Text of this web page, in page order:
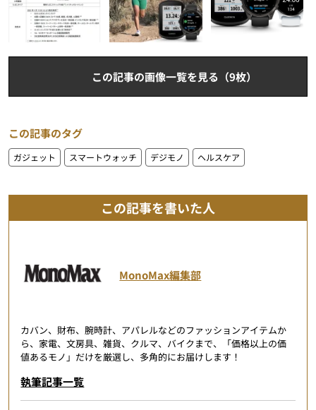
この記事の画像一覧を見る（9枚）
この記事のタグ
ガジェット スマートウォッチ デジモノ ヘルスケア
この記事を書いた人
MonoMax編集部
カバン、財布、腕時計、アパレルなどのファッションアイテムか
ら、家電、文房具、雑貨、クルマ、バイクまで、「価格以上の価
値あるモノ」だけを厳選し、多角的にお届けします！
執筆記事一覧